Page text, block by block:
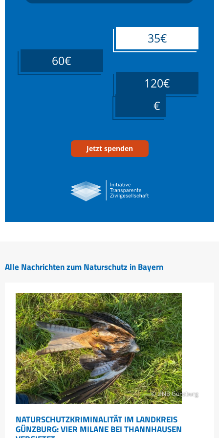
35€
60€
120€
Jetzt spenden
Alle Nachrichten zum Naturschutz in Bayern
© UNB Günzburg
NATURSCHUTZKRIMINALITÄT IM LANDKREIS
GÜNZBURG: VIER MILANE BEI THANNHAUSEN